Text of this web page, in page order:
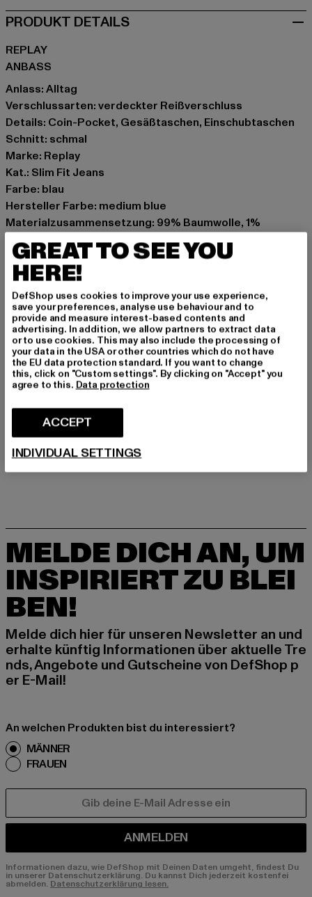
PRODUKT DETAILS
REPLAY
ANBASS
Anlass: Alltag
Verschlussarten: verdeckter Reißverschluss
Details: Coin-Pocket, Gesäßtaschen, Einschubtaschen
Schnitt: schmal
Marke: Replay
Kat.: Slim Fit Jeans
Farbe: blau
Hersteller Farbe: medium blue
Materialzusammensetzung: 99% Baumwolle, 1%
Elasthan
Art.Nr: M0914879264-05016
Hersteller: United People GmbH |
commerciale@replayjeans.com
VIA MARCOA 1 | 31011 Asolo | IT
GRÖSSE & PASSFORM
LIEFERUNG & RÜCKGABE
MELDE DICH AN, UM
INSPIRIERT ZU BLEI
BEN!
Melde dich hier für unseren Newsletter an und
erhalte künftig Informationen über aktuelle Tre
nds, Angebote und Gutscheine von DefShop p
er E-Mail!
An welchen Produkten bist du interessiert?
MÄNNER
FRAUEN
ANMELDEN
Informationen dazu, wie DefShop mit Deinen Daten umgeht, findest Du
in unserer Datenschutzerklärung. Du kannst Dich jederzeit kostenfei
abmelden. Datenschutzerklärung lesen.
GREAT TO SEE YOU
HERE!
DefShop uses cookies to improve your use experience,
save your preferences, analyse use behaviour and to
provide and measure interest-based contents and
advertising. In addition, we allow partners to extract data
or to use cookies. This may also include the processing of
your data in the USA or other countries which do not have
the EU data protection standard. If you want to change
this, click on "Custom settings". By clicking on "Accept" you
agree to this. Data protection
ACCEPT
INDIVIDUAL SETTINGS